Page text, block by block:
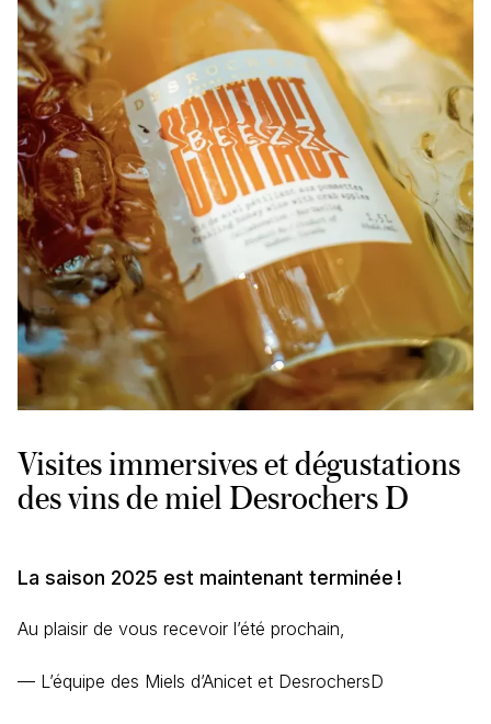
Visites immersives et dégustations
des vins de miel Desrochers D
La saison 2025 est maintenant terminée !
Au plaisir de vous recevoir l’été prochain,
— L’équipe des Miels d’Anicet et DesrochersD